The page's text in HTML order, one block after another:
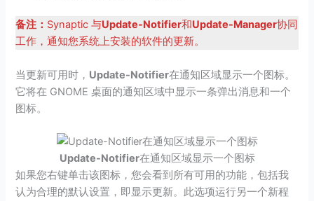
备注： Synaptic 与Update-Notifier和Update-Manager协同
工作，通知您系统上安装的软件的更新。
当更新可用时， Update-Notifier在通知区域显示一个图标。
它将在 GNOME 桌面的通知区域中显示一条弹出消息和一个
图标。
Update-Notifier在通知区域显示一个图标
如果您右键单击该图标，您会看到所有可用的功能，包括我
认为合理的默认设置，即显示更新。此选项运行另一个新程